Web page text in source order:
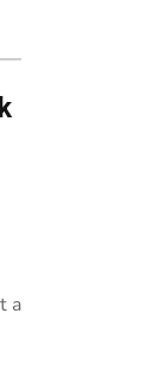
a